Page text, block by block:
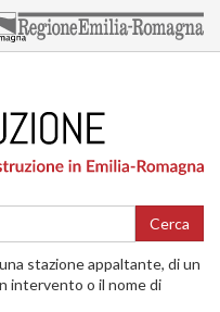
Cerca
stazione appaltante, di un
intervento o il nome di